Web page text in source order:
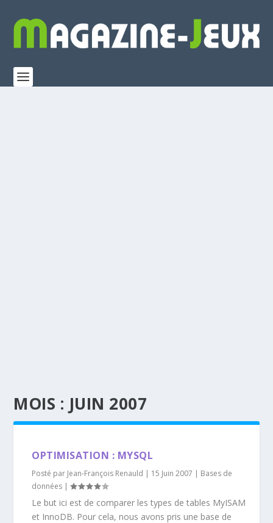
MOIS : JUIN 2007
OPTIMISATION : MYSQL
Posté par Jean-François Renauld | 15 Juin 2007 | Bases de
données |
Le but ici est de comparer les types de tables MyISAM
et InnoDB. Pour cela, nous avons pris une base de